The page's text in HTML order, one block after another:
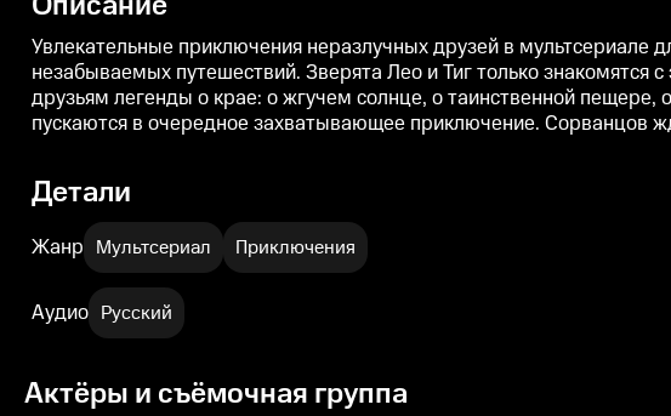
Увлекательные приключения неразлучных друзей в мультсериале
незабываемых путешествий. Зверята Лео и Тиг только
друзьям легенды о крае: о жгучем солнце, о таинственной
пускаются в очередное захватывающее приключение. Сорванцов
Детали
Жанр Мультсериал Приключения
Аудио Русский
Актёры и съёмочная группа